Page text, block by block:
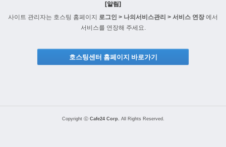
[알림]
사이트 관리자는 호스팅 홈페이지 로그인 > 나의서비스관리 > 서비스 연장에서
서비스를 연장해 주세요.
호스팅센터 홈페이지 바로가기
Copyright ⓒ Cafe24 Corp. All Rights Reserved.